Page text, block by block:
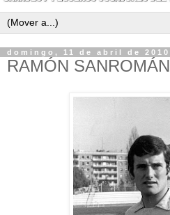
domingo, 11 de abril de 2010
RAMÓN SANROMÁN